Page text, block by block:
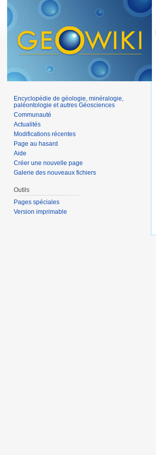
Encyclopédie de géologie, minéralogie,
paléontologie et autres Géosciences
Communauté
Actualités
Modifications récentes
Page au hasard
Aide
Créer une nouvelle page
Galerie des nouveaux fichiers
Outils
Pages spéciales
Version imprimable